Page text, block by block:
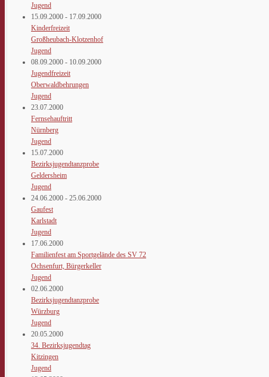
Jugend
15.09.2000 - 17.09.2000
Kinderfreizeit
Großheubach-Klotzenhof
Jugend
08.09.2000 - 10.09.2000
Jugendfreizeit
Oberwaldbehrungen
Jugend
23.07.2000
Fernsehauftritt
Nürnberg
Jugend
15.07.2000
Bezirksjugendtanzprobe
Geldersheim
Jugend
24.06.2000 - 25.06.2000
Gaufest
Karlstadt
Jugend
17.06.2000
Familienfest am Sportgelände des SV 72
Ochsenfurt, Bürgerkeller
Jugend
02.06.2000
Bezirksjugendtanzprobe
Würzburg
Jugend
20.05.2000
34. Bezirksjugendtag
Kitzingen
Jugend